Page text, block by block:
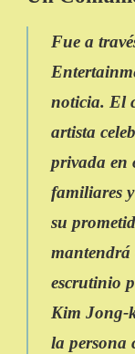
Fue a
noticia. El
artista
privada en
familiares
su
mantendrá
escrutinio
Kim Jong-
la persona